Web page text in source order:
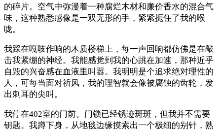
的碎片。空气中弥漫着一种腐烂木材和廉价香水的混合气
味，这种熟悉感像是一双无形的手，紧紧扼住了我的喉
咙。
我踩在嘎吱作响的木质楼梯上，每一声回响都仿佛是在敲
击我紧绷的神经。我能感觉到我的心跳在加速，那种近乎
自毁的兴奋感在血液里叫嚣。我明明是个追求绝对理性的
人，可每当面对祈风，我的理智就会像被腐蚀的齿轮，发
出刺耳的尖叫。
我停在402室的门前。门锁已经锈迹斑斑，但我并不需要
钥匙。我蹲下身，从地毯边缘摸索出一个极细的别针，熟